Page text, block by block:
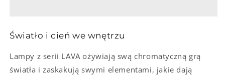
Światło i cień we wnętrzu
Lampy z serii LAVA ożywiają swą chromatyczną grą
światła i zaskakują swymi elementami, jakie dają